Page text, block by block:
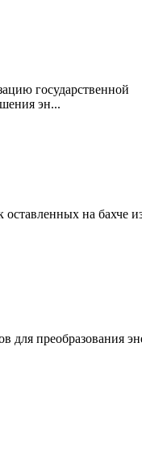
государственной
эн...
на бахче
для преобразования